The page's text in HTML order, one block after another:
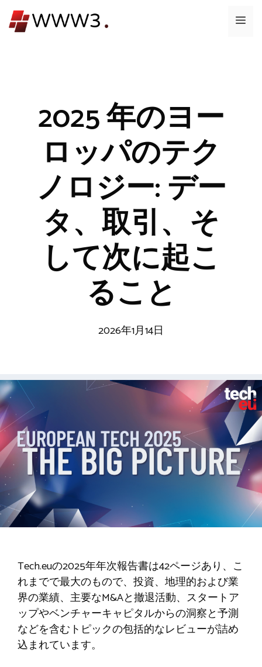
ン
メ
2025 年のヨー
ロッパのテク
ノロジー: デー
タ、取引、そ
して次に起こ
ること
2026年1月14日
Tech.euの2025年年次報告書は42ページあり、こ
れまでで最大のもので、投資、地理的および業
界の業績、主要なM&Aと撤退活動、スタートア
ップやベンチャーキャピタルからの洞察と予測
などを含むトピックの包括的なレビューが詰め
込まれています。